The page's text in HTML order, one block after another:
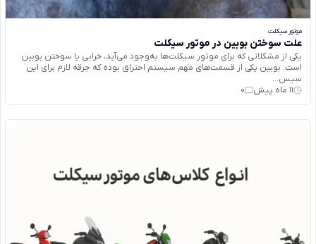
موتور سیکلت
علت سوختن بوبین در موتور سیکلت
یکی از مشکلاتی که برای موتور سیکلت‌ها به‌وجود می‌آید، خرابی یا سوختن بوبین
است. بوبین یکی از قسمت‌های مهم سیستم احتراق بوده که جرقه لازم برای این
سیس...
11 ماه پیش
0